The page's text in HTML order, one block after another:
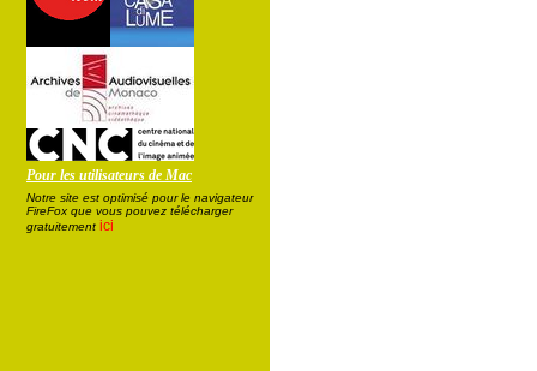
Pour les utilisateurs de Mac
Notre site est optimisé pour le navigateur
FireFox que vous pouvez télécharger
gratuitement ici